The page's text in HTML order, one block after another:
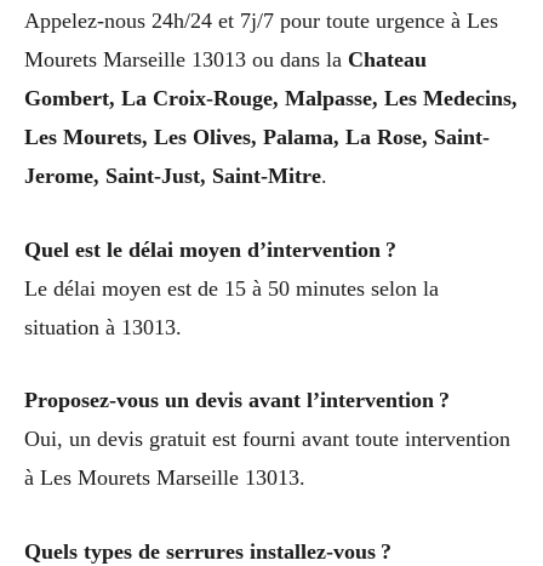
Appelez-nous 24h/24 et 7j/7 pour toute urgence à Les
Mourets Marseille 13013 ou dans la Chateau
Gombert, La Croix-Rouge, Malpasse, Les Medecins,
Les Mourets, Les Olives, Palama, La Rose, Saint-
Jerome, Saint-Just, Saint-Mitre.
Quel est le délai moyen d’intervention ?
Le délai moyen est de 15 à 50 minutes selon la
situation à 13013.
Proposez-vous un devis avant l’intervention ?
Oui, un devis gratuit est fourni avant toute intervention
à Les Mourets Marseille 13013.
Quels types de serrures installez-vous ?